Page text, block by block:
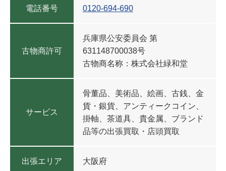
電話番号 0120-694-690
古物商許可
兵庫県公安委員会 第
631148700038号
古物商名称：株式会社緑和堂
サービス
骨董品、美術品、絵画、古銭、金
貨・銀貨、アンティークコイン、
掛軸、茶道具、貴金属、ブランド
品等の出張買取・店頭買取
出張エリア 大阪府